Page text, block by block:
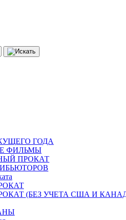
ГОДА
ФИЛЬМЫ
ПРОКАТ
(БЕЗ УЧЕТА США И